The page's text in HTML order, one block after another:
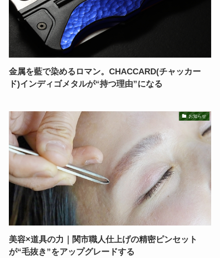
金属を藍で染めるロマン。CHACCARD(チャッカー
ド)インディゴメタルが“持つ理由”になる
お知らせ
美容×道具の力｜関市職人仕上げの精密ピンセット
が“毛抜き”をアップグレードする